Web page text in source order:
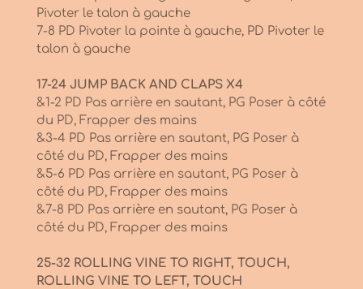
Pivoter le talon à gauche
7-8 PD Pivoter la pointe à gauche, PD Pivoter le
talon à gauche
17-24 JUMP BACK AND CLAPS X4
&1-2 PD Pas arrière en sautant, PG Poser à côté
du PD, Frapper des mains
&3-4 PD Pas arrière en sautant, PG Poser à
côté du PD, Frapper des mains
&5-6 PD Pas arrière en sautant, PG Poser à
côté du PD, Frapper des mains
&7-8 PD Pas arrière en sautant, PG Poser à
côté du PD, Frapper des mains
25-32 ROLLING VINE TO RIGHT, TOUCH,
ROLLING VINE TO LEFT, TOUCH